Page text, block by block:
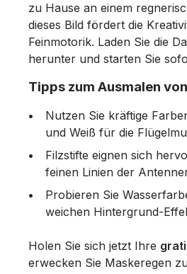
zu Hause an einem
dieses Bild fördert die
Feinmotorik. Laden Sie die
herunter und starten Sie
Tipps zum Ausmalen
Nutzen Sie kräftige
und Weiß für die
Filzstifte eignen sich
feinen Linien der
Probieren Sie
weichen Hintergrund-
Holen Sie sich jetzt Ihre
erwecken Sie Maskeregen